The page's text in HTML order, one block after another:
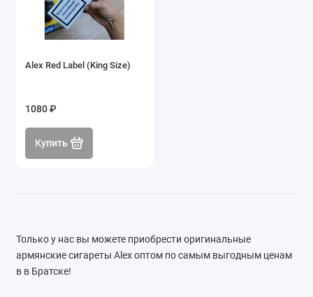
Alex Red Label (King Size)
1080 ₽
Купить
Только у нас вы можете приобрести оригинальные
армянские сигареты Alex оптом по самым выгодным ценам
в в Братске!